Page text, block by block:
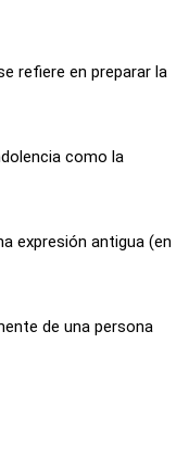
refiere en preparar la
como la
expresión antigua (en
de una persona